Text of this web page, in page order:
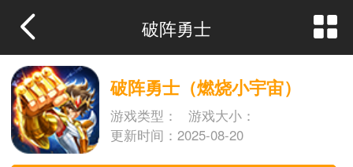
破阵勇士
破阵勇士（燃烧小宇宙）
游戏类型：
游戏大小：
更新时间：2025-08-20